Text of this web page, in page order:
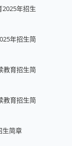
年招生
年招生简
教育招生简
教育招生简
生简章